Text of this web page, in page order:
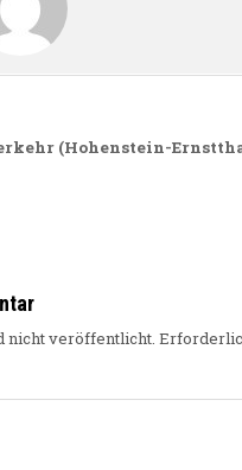
(Hohenstein-
nicht veröffentlicht.